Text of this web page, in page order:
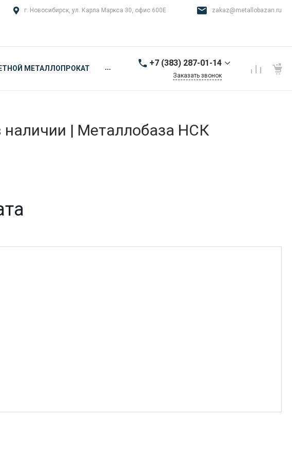
г. Новосибирск, ул. Карла Маркса 30, офис 600Е zakaz@metallobazan.ru
МЕТАЛЛОПРОКАТ ... +7 (383) 287-01-14
9:00-18:00 пн-пт
Заказать звонок
наличии | Металлобаза НСК